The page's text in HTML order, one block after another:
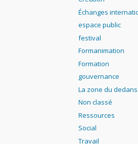
Échanges
espace public
festival
Formanimation
Formation
gouvernance
La zone du dedans
Non classé
Ressources
Social
Travail